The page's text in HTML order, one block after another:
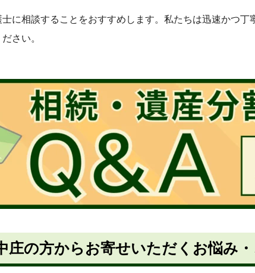
に相談することをおすすめします。私たちは迅速かつ丁
さい。
庄の方からお寄せいただくお悩み